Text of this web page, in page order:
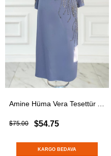
$54.75
$75.00
KARGO BEDAVA